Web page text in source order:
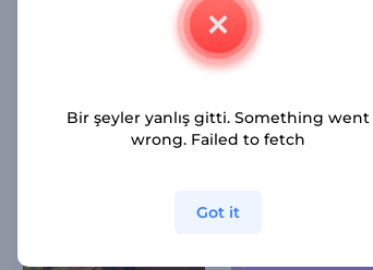
Bir şeyler yanlış gitti. Something went
wrong. Failed to fetch
Got it